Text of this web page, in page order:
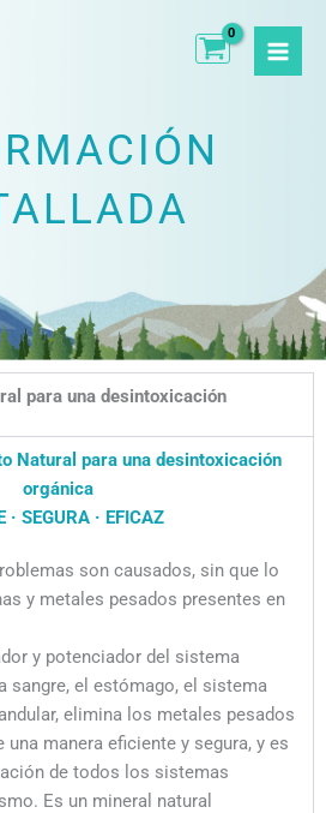
para una desintoxicación
Natural para una desintoxicación
orgánica
· SEGURA · EFICAZ
son causados, sin que lo
y metales pesados presentes en
y potenciador del sistema
sangre, el estómago, el sistema
elimina los metales pesados
manera eficiente y segura, y es
de todos los sistemas
Es un mineral natural